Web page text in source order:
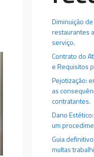
Diminuição
restaurantes
serviço.
Contrato do
e Requisitos
Pejotização:
as
contratantes.
Dano
um
Guia
multas